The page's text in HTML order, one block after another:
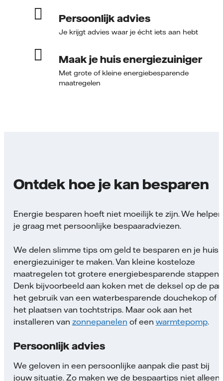
Persoonlijk advies
Je krijgt advies waar je écht iets aan hebt
Maak je huis energiezuiniger
Met grote of kleine energiebesparende
maatregelen
Ontdek hoe je kan besparen
Energie besparen hoeft niet moeilijk te zijn. We helpen
je graag met persoonlijke bespaaradviezen.
We delen slimme tips om geld te besparen en je huis
energiezuiniger te maken. Van kleine kosteloze
maatregelen tot grotere energiebesparende stappen.
Denk bijvoorbeeld aan koken met de deksel op de
het gebruik van een waterbesparende douchekop of
het plaatsen van tochtstrips. Maar ook aan het
installeren van zonnepanelen of een warmtepomp.
Persoonlijk advies
We geloven in een persoonlijke aanpak die past bij
jouw situatie. Zo maken we de bespaartips niet alleen